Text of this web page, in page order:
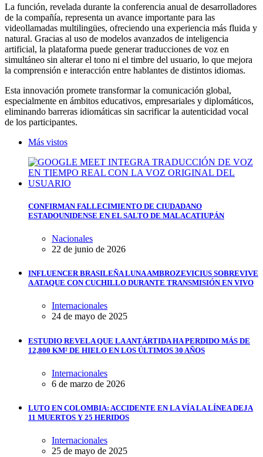
La función, revelada durante la conferencia anual de desarrolladores
de la compañía, representa un avance importante para las
videollamadas multilingües, ofreciendo una experiencia más fluida y
natural. Gracias al uso de modelos avanzados de inteligencia
artificial, la plataforma puede generar traducciones de voz en
simultáneo sin alterar el tono ni el timbre del usuario, lo que mejora
la comprensión e interacción entre hablantes de distintos idiomas.
Esta innovación promete transformar la comunicación global,
especialmente en ámbitos educativos, empresariales y diplomáticos,
eliminando barreras idiomáticas sin sacrificar la autenticidad vocal
de los participantes.
Más vistos
CONFIRMAN FALLECIMIENTO DE CIUDADANO
ESTADOUNIDENSE EN EL SALTO DE MALACATIUPÁN
Nacionales
22 de junio de 2026
INFLUENCER BRASILEÑA LUNA AMBROZEVICIUS SOBREVIVE
A ATAQUE CON CUCHILLO DURANTE TRANSMISIÓN EN VIVO
Internacionales
24 de mayo de 2025
ESTUDIO REVELA QUE LA ANTÁRTIDA HA PERDIDO MÁS DE
12,800 KM² DE HIELO EN LOS ÚLTIMOS 30 AÑOS
Internacionales
6 de marzo de 2026
LUTO EN COLOMBIA: ACCIDENTE EN LA VÍA LA LÍNEA DEJA
11 MUERTOS Y 25 HERIDOS
Internacionales
25 de mayo de 2025